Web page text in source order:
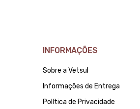
INFORMAÇÕES
Sobre a Vetsul
Informações de Entrega
Política de Privacidade